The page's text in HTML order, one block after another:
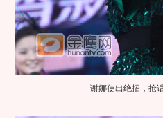
谢娜使出绝招，抢